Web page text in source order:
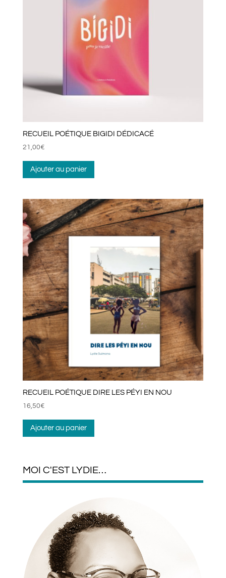
RECUEIL POÉTIQUE BIGIDI DÉDICACÉ
21,00€
Ajouter au panier
RECUEIL POÉTIQUE DIRE LES PÉYI EN NOU
16,50€
Ajouter au panier
MOI C'EST LYDIE…